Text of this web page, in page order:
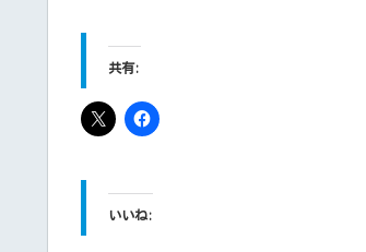
共有:
いいね: